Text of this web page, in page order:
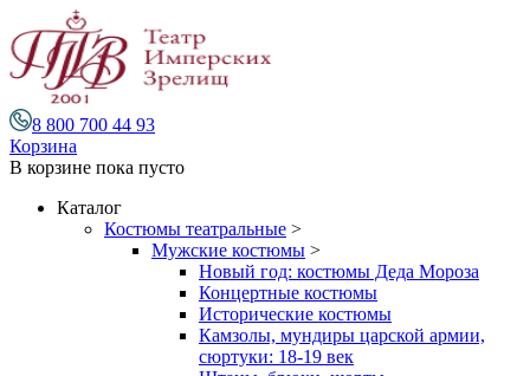
8 800 700 44 93
Корзина
В корзине пока пусто
Каталог
Костюмы театральные >
Мужские костюмы >
Новый год: костюмы Деда Мороза
Концертные костюмы
Исторические костюмы
Камзолы, мундиры царской армии,
сюртуки: 18-19 век